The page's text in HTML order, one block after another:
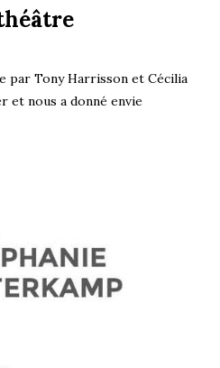
par Tony Harrisson et Cécilia
et nous a donné envie